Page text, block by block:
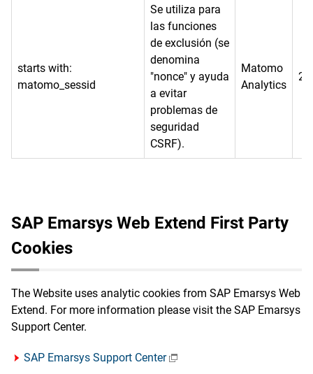
starts with:
matomo_sessid
Se utiliza para
las funciones
de exclusión (se
denomina
"nonce" y ayuda
a evitar
problemas de
seguridad
CSRF).
Matomo
Analytics
2
SAP Emarsys Web Extend First Party
Cookies
The Website uses analytic cookies from SAP Emarsys Web
Extend. For more information please visit the SAP Emarsys
Support Center.
SAP Emarsys Support Center